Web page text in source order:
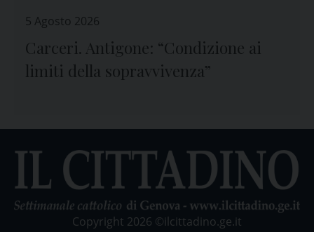
5 Agosto 2026
Carceri. Antigone: “Condizione ai
limiti della sopravvivenza”
Copyright 2026 ©ilcittadino.ge.it